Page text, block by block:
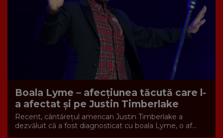
Boala Lyme – afecțiunea tăcută care l-
a afectat și pe Justin Timberlake
Recent, cântărețul american Justin Timberlake a
dezvăluit că a fost diagnosticat cu boala Lyme, o af...